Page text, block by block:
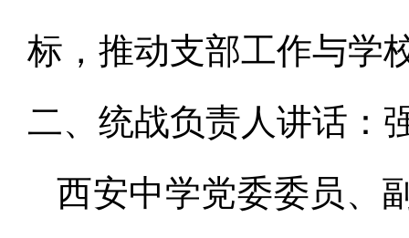
标，推动支部工作与学
二、统战负责人讲话：
西安中学党委委员、